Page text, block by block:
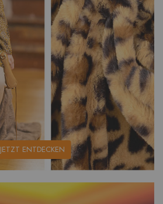
JETZT ENTDECKEN